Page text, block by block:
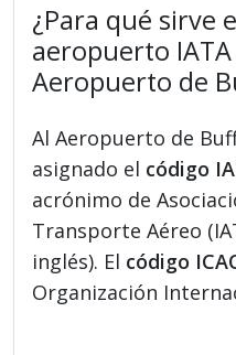
¿Para qué sirve
aeropuerto IATA
Aeropuerto de
Al Aeropuerto de
asignado el código
acrónimo de
Transporte Aéreo
inglés). El código
Organización